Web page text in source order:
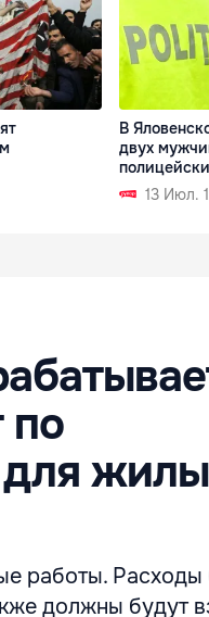
В
двух
13 Июл.
по
работы. Расходы
должны будут